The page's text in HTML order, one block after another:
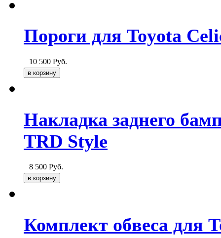
Пороги для Toyota
10 500 Руб.
Накладка заднего
TRD Style
8 500 Руб.
Комплект обвеса для